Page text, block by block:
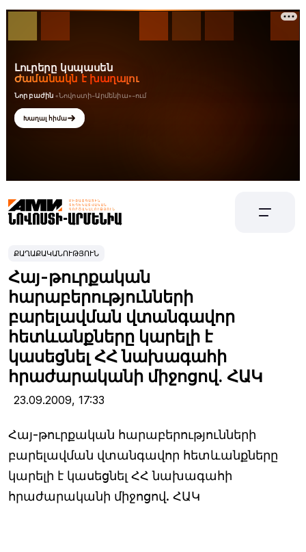
ՔԱՂԱՔԱԿԱՆՈՒԹՅՈՒՆ
Հայ-թուրքական
հարաբերությունների
բարելավման վտանգավոր
հետևանքները կարելի է
կասեցնել ՀՀ նախագահի
հրաժարականի միջոցով. ՀԱԿ
23.09.2009, 17:33
Հայ-թուրքական հարաբերությունների
բարելավման վտանգավոր հետևանքները
կարելի է կասեցնել ՀՀ նախագահի
հրաժարականի միջոցով. ՀԱԿ